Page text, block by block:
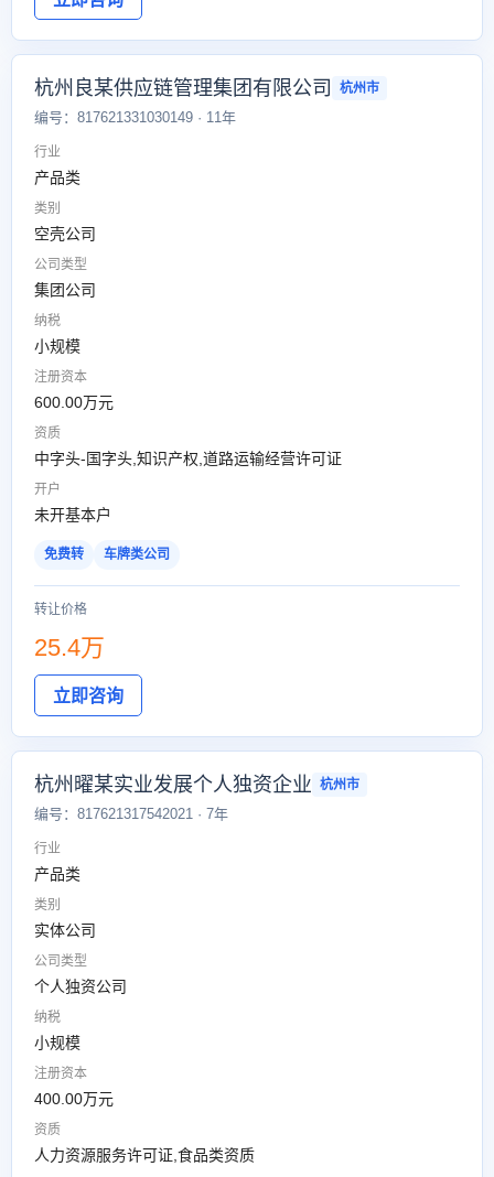
杭州良某供应链管理集团有限公司 杭州市
编号：817621331030149 · 11年
行业
产品类
类别
空壳公司
公司类型
集团公司
纳税
小规模
注册资本
600.00万元
资质
中字头-国字头,知识产权,道路运输经营许可证
开户
未开基本户
免费转 车牌类公司
转让价格
25.4万
立即咨询
杭州曜某实业发展个人独资企业 杭州市
编号：817621317542021 · 7年
行业
产品类
类别
实体公司
公司类型
个人独资公司
纳税
小规模
注册资本
400.00万元
资质
人力资源服务许可证,食品类资质